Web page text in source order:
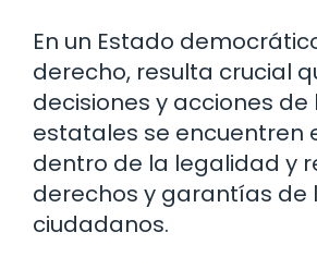
En un Estado
derecho, resulta crucial
decisiones y acciones
estatales se encuentren
dentro de la legalidad y
derechos y garantías de
ciudadanos.